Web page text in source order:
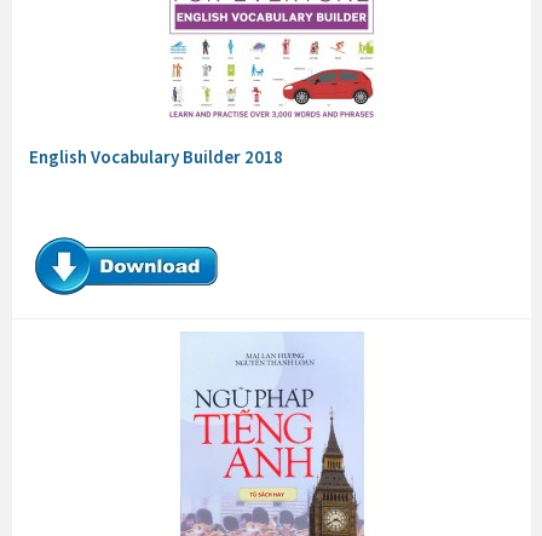
English Vocabulary Builder 2018